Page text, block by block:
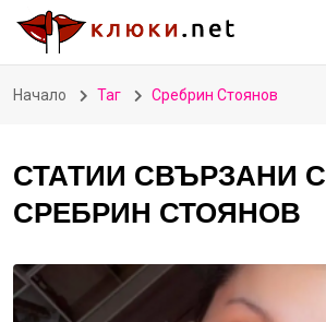
Начало Таг Сребрин Стоянов
СТАТИИ СВЪРЗАНИ С
СРЕБРИН СТОЯНОВ